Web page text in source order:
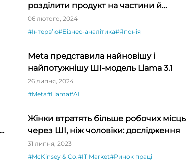
розділити продукт на частини й
продавати окремо – ви будете вражені»
06 лютого, 2024
#Інтервʼю#Бізнес-аналітика#Японія
Meta представила найновішу і
найпотужнішу ШІ-модель Llama 3.1
26 липня, 2024
#Meta#Llama#AI
Жінки втратять більше робочих місць
через ШІ, ніж чоловіки: дослідження
31 липня, 2023
#McKinsey & Co.#IT Market#Ринок праці